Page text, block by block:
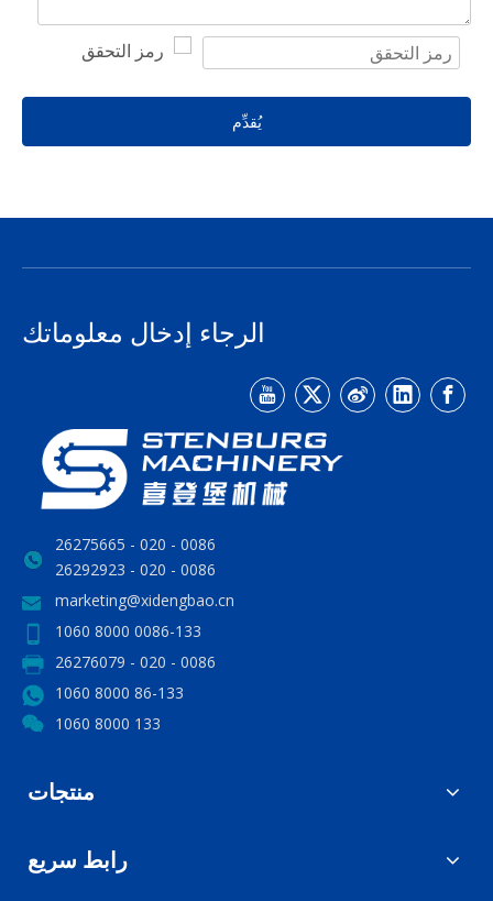
يُقدِّم
الرجاء إدخال معلوماتك
0086 - 020 - 26275665
0086 - 020 - 26292923
marketing@xidengbao.cn
0086-133 8000 1060
0086 - 020 - 26276079
86-133 8000 1060
133 8000 1060
منتجات
رابط سريع